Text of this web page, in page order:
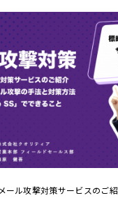
ール攻撃対策サービスのご